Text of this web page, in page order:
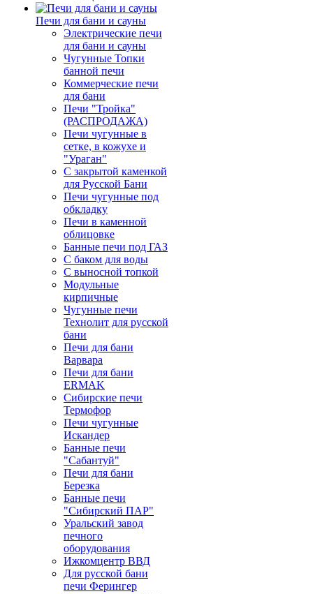
Печи для бани и сауны
Электрические печи
для бани и сауны
Чугунные Топки
банной печи
Коммерческие печи
для бани
Печи "Тройка"
(РАСПРОДАЖА)
Печи чугунные в
сетке, в кожухе и
"Ураган"
С закрытой каменкой
для Русской Бани
Печи чугунные под
обкладку
Печи в каменной
облицовке
Банные печи под ГАЗ
С баком для воды
С выносной топкой
Модульные
кирпичные
Чугунные печи
Технолит для русской
бани
Печи для бани
Варвара
Печи для бани
ERMAK
Сибирские печи
Термофор
Печи чугунные
Искандер
Банные печи
"Сабантуй"
Печи для бани
Березка
Банные печи
"Сибирский ПАР"
Уральский завод
печного
оборудования
Ижкомцентр ВВД
Для русской бани
печи Ферингер